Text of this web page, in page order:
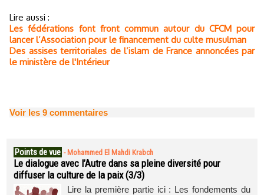
Lire aussi :
Les fédérations font front commun autour du CFCM pour
lancer l’Association pour le financement du culte musulman
Des assises territoriales de l’islam de France annoncées par
le ministère de l'Intérieur
Voir les 9 commentaires
Points de vue - Mohammed El Mahdi Krabch
Le dialogue avec l’Autre dans sa pleine diversité pour
diffuser la culture de la paix (3/3)
Lire la première partie ici : Les fondements du